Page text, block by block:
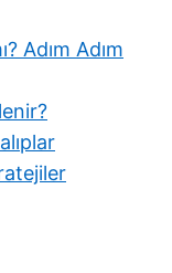
Adım Adım